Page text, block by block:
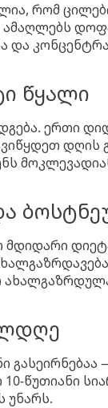
რომ
ამაღლებს
და
წყალი
ერთი
დღის
წუთიანი
უნარს.